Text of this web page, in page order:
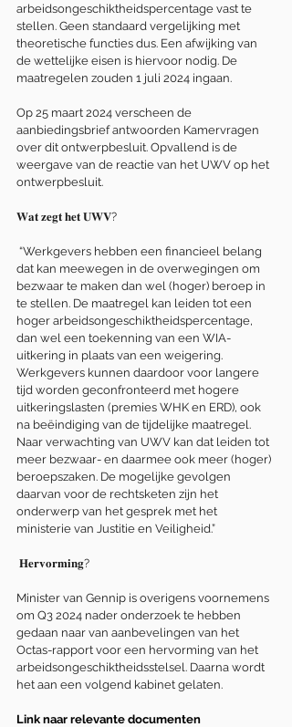
arbeidsongeschiktheidspercentage vast te
stellen. Geen standaard vergelijking met
theoretische functies dus. Een afwijking van
de wettelijke eisen is hiervoor nodig. De
maatregelen zouden 1 juli 2024 ingaan.
Op 25 maart 2024 verscheen de
aanbiedingsbrief antwoorden Kamervragen
over dit ontwerpbesluit. Opvallend is de
weergave van de reactie van het UWV op het
ontwerpbesluit.
𝐖𝐚𝐭 𝐳𝐞𝐠𝐭 𝐡𝐞𝐭 𝐔𝐖𝐕?
“Werkgevers hebben een financieel belang
dat kan meewegen in de overwegingen om
bezwaar te maken dan wel (hoger) beroep in
te stellen. De maatregel kan leiden tot een
hoger arbeidsongeschiktheidspercentage,
dan wel een toekenning van een WIA-
uitkering in plaats van een weigering.
Werkgevers kunnen daardoor voor langere
tijd worden geconfronteerd met hogere
uitkeringslasten (premies WHK en ERD), ook
na beëindiging van de tijdelijke maatregel.
Naar verwachting van UWV kan dat leiden tot
meer bezwaar- en daarmee ook meer (hoger)
beroepszaken. De mogelijke gevolgen
daarvan voor de rechtsketen zijn het
onderwerp van het gesprek met het
ministerie van Justitie en Veiligheid.”
𝐇𝐞𝐫𝐯𝐨𝐫𝐦𝐢𝐧𝐠?
Minister van Gennip is overigens voornemens
om Q3 2024 nader onderzoek te hebben
gedaan naar van aanbevelingen van het
Octas-rapport voor een hervorming van het
arbeidsongeschiktheidsstelsel. Daarna wordt
het aan een volgend kabinet gelaten.
Link naar relevante documenten